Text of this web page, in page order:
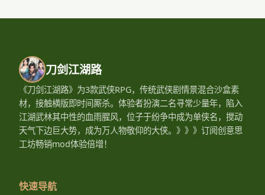
刀剑江湖路
《刀剑江湖路》为3款武侠RPG，传统武侠剧情景混合沙盒素
材，接触横版即时间厮杀。体验者扮演二名寻常少量年，陷入
江湖武林其中性的血雨腥风，位子于纷争中成为单侠名，搅动
天气下边巨大势，成为万人物敬仰的大侠。》》》订阅创意思
工坊畅销mod体验倍增！
快速导航